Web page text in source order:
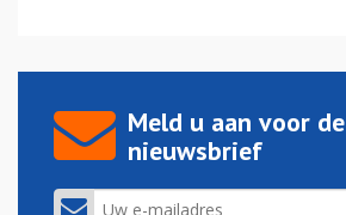
Meld u aan voor de
nieuwsbrief